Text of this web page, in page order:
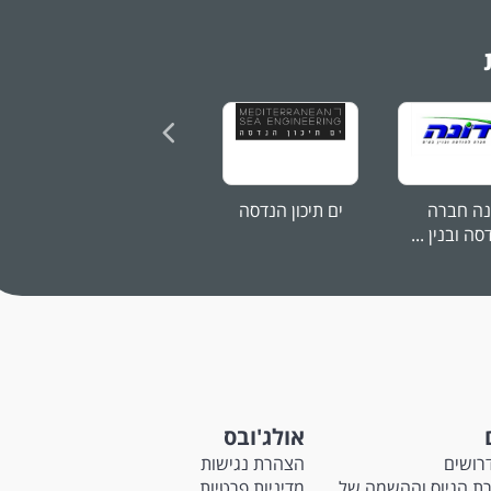
חברה
ובנין ...
ים תיכון הנדסה
אולג'ובס
הצהרת נגישות